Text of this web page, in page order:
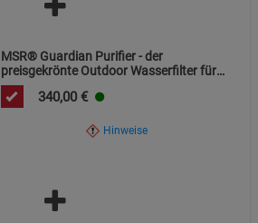
MSR® Guardian Purifier - der
preisgekrönte Outdoor Wasserfilter für
Globetrotter, Wanderer
und Krisenvorsorge
340,00 €
Hinweise